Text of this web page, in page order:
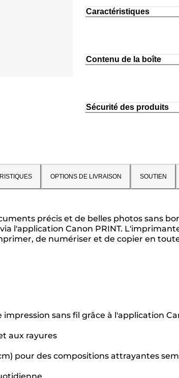
Caractéristiques
Contenu de la boîte
Sécurité des produits
OPTIONS DE LIVRAISON SOUTIEN
précis et de belles photos sans
l'application Canon PRINT.
de numériser et de copier en
sans fil grâce à l'application
aux rayures
pour des compositions attrayantes